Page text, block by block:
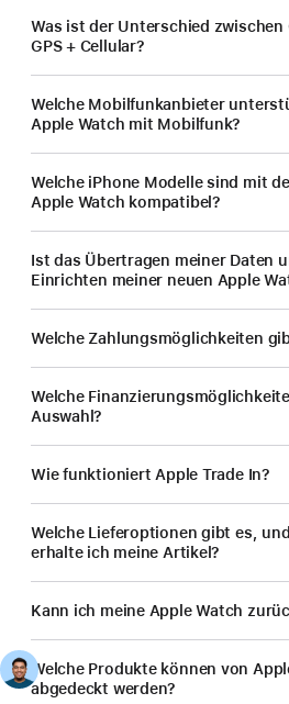
Was ist der Unterschied zwischen
GPS + Cellular?
Welche Mobilfunk­anbieter
Apple Watch mit Mobilfunk?
Welche iPhone Modelle sind mit
Apple Watch kompatibel?
Ist das Übertragen meiner Daten
Einrichten meiner neuen Apple
Welche Zahlungsmöglichkeiten
Welche
Auswahl?
Wie funktioniert Apple Trade In?
Welche Lieferoptionen gibt es,
erhalte ich meine Artikel?
Kann ich meine Apple Watch
Welche Produkte können von
abgedeckt werden?